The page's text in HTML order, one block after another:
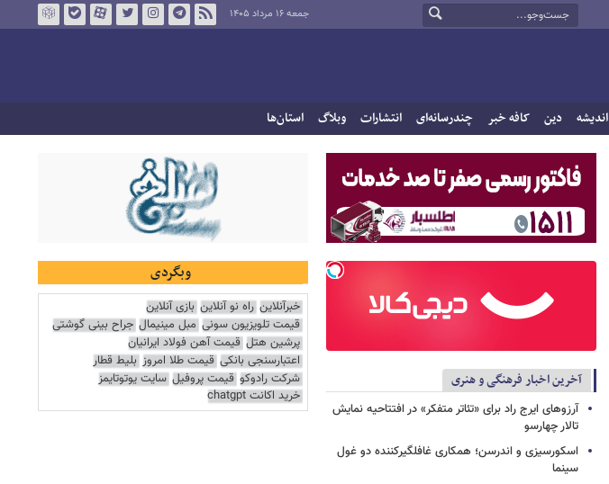
جمعه ۱۶ مرداد ۱۴۰۵
اندیشه دین کافه خبر چندرسانه‌ای انتشارات وبلاگ استان‌ها
آخرین اخبار فرهنگی و هنری
آرزوهای ایرج راد برای «تئاتر متفکر» در افتتاحیه نمایش
تالار چهارسو
اسکورسیزی و اندرسن؛ همکاری غافلگیرکننده دو غول
سینما
وبگردی
خبرآنلاین راه نو آنلاین بازی آنلاین
قیمت تلویزیون سونی مبل مینیمال جراح بینی گوشتی
پرشین هتل قیمت آهن فولاد ایرانیان
اعتبارسنجی بانکی قیمت طلا امروز بلیط قطار
شرکت رادوکو قیمت پروفیل سایت یوتوتایمز
خرید اکانت chatgpt